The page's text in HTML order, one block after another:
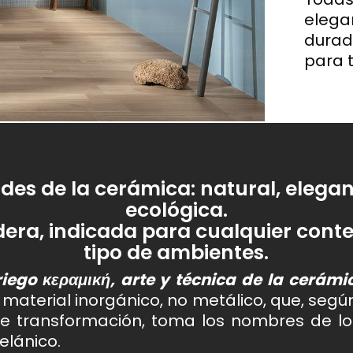
efecto mármol brillante y satinado,
Un formato que
Hemos condensado las tendencias más visionarias
del próximo año en cuatro estilos únicos, pensados
para los que buscan algo más que un simple
revestimiento, quieren emoción.
is of incalculable value
el espacio
el medioambiente.
Cada proyecto nace de
inspiración, de la
experimentación de nuevas
y materiales.
para
de la cerámica: natural,
ecológica.
indicada para cualquier
tipo de ambientes.
κεραμική, arte y técnica de la
material inorgánico, no metálico, que,
transformación, toma los nombres de